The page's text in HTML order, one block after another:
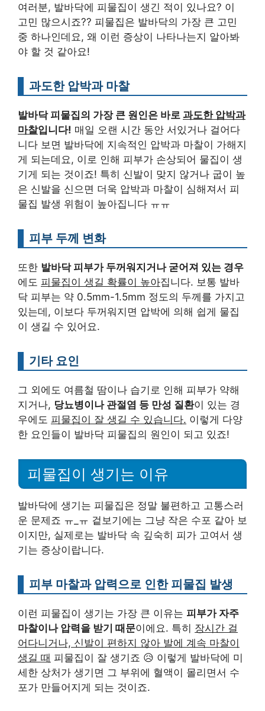
여러분, 발바닥에 피물집이 생긴 적이 있나요? 이
고민 많으시죠?? 피물집은 발바닥의 가장 큰 고민
중 하나인데요, 왜 이런 증상이 나타나는지 알아봐
야 할 것 같아요!
과도한 압박과 마찰
발바닥 피물집의 가장 큰 원인은 바로 과도한 압박과
마찰입니다! 매일 오랜 시간 동안 서있거나 걸어다
니다 보면 발바닥에 지속적인 압박과 마찰이 가해지
게 되는데요, 이로 인해 피부가 손상되어 물집이 생
기게 되는 것이죠! 특히 신발이 맞지 않거나 굽이 높
은 신발을 신으면 더욱 압박과 마찰이 심해져서 피
물집 발생 위험이 높아집니다 ㅠㅠ
피부 두께 변화
또한 발바닥 피부가 두꺼워지거나 굳어져 있는 경우
에도 피물집이 생길 확률이 높아집니다. 보통 발바
닥 피부는 약 0.5mm-1.5mm 정도의 두께를 가지고
있는데, 이보다 두꺼워지면 압박에 의해 쉽게 물집
이 생길 수 있어요.
기타 요인
그 외에도 여름철 땀이나 습기로 인해 피부가 약해
지거나, 당뇨병이나 관절염 등 만성 질환이 있는 경
우에도 피물집이 잘 생길 수 있습니다. 이렇게 다양
한 요인들이 발바닥 피물집의 원인이 되고 있죠!
피물집이 생기는 이유
발바닥에 생기는 피물집은 정말 불편하고 고통스러
운 문제죠 ㅠ_ㅠ 겉보기에는 그냥 작은 수포 같아 보
이지만, 실제로는 발바닥 속 깊숙히 피가 고여서 생
기는 증상이랍니다.
피부 마찰과 압력으로 인한 피물집 발생
이런 피물집이 생기는 가장 큰 이유는 피부가 자주
마찰이나 압력을 받기 때문이에요. 특히 장시간 걸
어다니거나, 신발이 편하지 않아 발에 계속 마찰이
생길 때 피물집이 잘 생기죠 😥 이렇게 발바닥에 미
세한 상처가 생기면 그 부위에 혈액이 몰리면서 수
포가 만들어지게 되는 것이죠.